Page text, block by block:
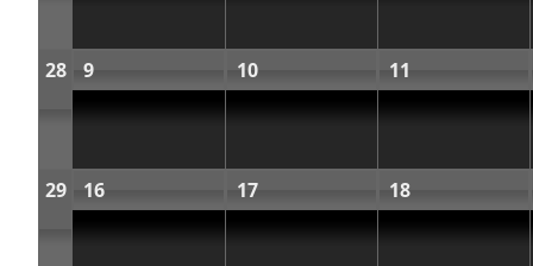
28 9 10 11
29 16 17 18